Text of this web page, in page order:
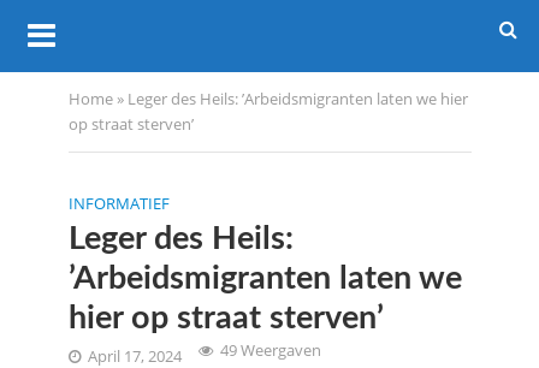
Home» Leger des Heils: ’Arbeidsmigranten laten we hier
op straat sterven’
INFORMATIEF
Leger des Heils:
’Arbeidsmigranten laten we
hier op straat sterven’
April 17, 2024
49 Weergaven